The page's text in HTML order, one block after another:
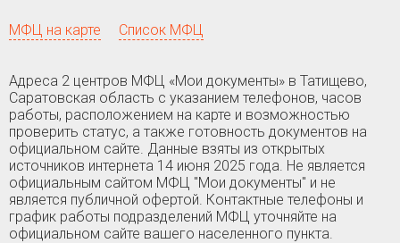
МФЦ на карте Список МФЦ
Адреса 2 центров МФЦ «Мои документы» в Татищево,
Саратовская область c указанием телефонов, часов
работы, расположением на карте и возможностью
проверить статус, а также готовность документов на
официальном сайте. Данные взяты из открытых
источников интернета 14 июня 2025 года. Не является
официальным сайтом МФЦ "Мои документы" и не
является публичной офертой. Контактные телефоны и
график работы подразделений МФЦ уточняйте на
официальном сайте вашего населенного пункта.